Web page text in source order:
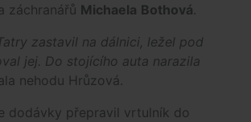
záchranářů Michaela Bothová.
zastavil na dálnici, ležel pod
jej. Do stojícího auta narazila
nehodu Hrůzová.
dodávky přepravil vrtulník do